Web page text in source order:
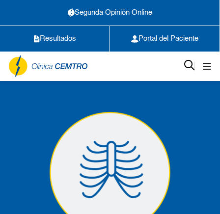
Segunda Opinión Online
Resultados Portal del Paciente